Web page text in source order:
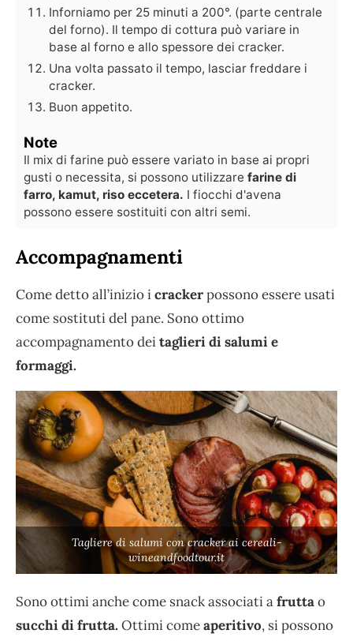
Inforniamo per 25 minuti a 200°. (parte centrale
del forno). Il tempo di cottura può variare in
base al forno e allo spessore dei cracker.
Una volta passato il tempo, lasciar freddare i
cracker.
Buon appetito.
Note
Il mix di farine può essere variato in base ai propri
gusti o necessita, si possono utilizzare farine di
farro, kamut, riso eccetera. I fiocchi d'avena
possono essere sostituiti con altri semi.
Accompagnamenti
Come detto all’inizio icrackerpossono essere usati
come sostituti del pane. Sono ottimo
accompagnamento deitaglieri di salumi e
formaggi.
Tagliere di salumi con cracker ai cereali-
wineandfoodtour.it
Sono ottimi anche come snack associati afruttao
succhi di frutta. Ottimi comeaperitivo, si possono